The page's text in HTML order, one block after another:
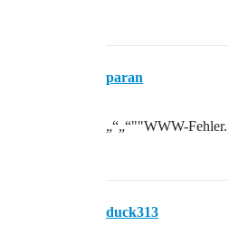
paran
„“„“""WWW-Fehler.
duck313